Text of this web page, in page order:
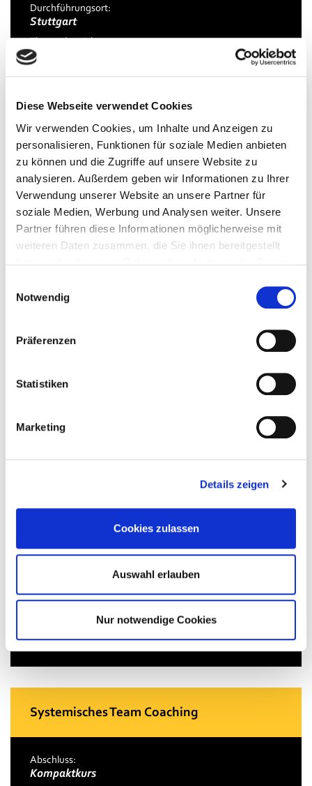
Diese Webseite verwendet Cookies
Wir verwenden Cookies, um Inhalte und Anzeigen zu
personalisieren, Funktionen für soziale Medien anbieten
zu können und die Zugriffe auf unsere Website zu
analysieren. Außerdem geben wir Informationen zu Ihrer
Verwendung unserer Website an unsere Partner für
soziale Medien, Werbung und Analysen weiter. Unsere
Partner führen diese Informationen möglicherweise mit
weiteren Daten zusammen, die Sie ihnen bereitgestellt
Notwendig
Präferenzen
Statistiken
Marketing
Details zeigen
Cookies zulassen
Auswahl erlauben
Nur notwendige Cookies
Durchführungsort:
Stuttgart
Themenbereich:
Management
Lehrform:
Workload in Std.:
Mehr erfahren
Download
Certificate of Advanced Studies (CAS)
Themenbereich:
virtuelle Präzenz, physische Präsenz
300
Mehr erfahren
Systemisches Team Coaching
Abschluss:
Kompaktkurs